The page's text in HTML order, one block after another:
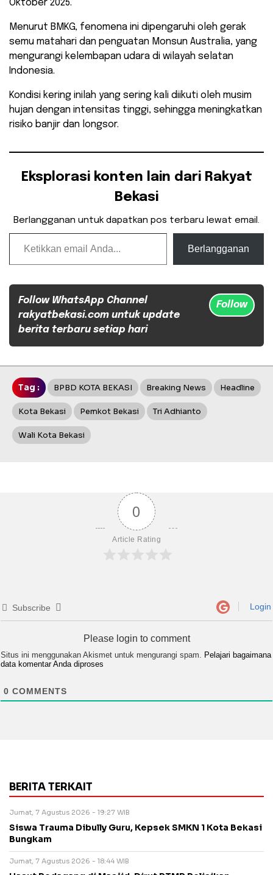
Oktober 2025.
Menurut BMKG, fenomena ini dipengaruhi oleh gerak
semu matahari dan penguatan Monsun Australia, yang
mengurangi kelembapan udara di wilayah selatan
Indonesia.
Kondisi kering inilah yang sering kali diikuti oleh musim
hujan dengan intensitas tinggi, sehingga meningkatkan
risiko banjir dan longsor.
Eksplorasi konten lain dari Rakyat
Bekasi
Berlangganan untuk dapatkan pos terbaru lewat email.
Ketikkan email Anda...
Berlangganan
Follow WhatsApp Channel
rakyatbekasi.com untuk update
berita terbaru setiap hari
Follow
Tag : BPBD KOTA BEKASI Breaking News Headline
Kota Bekasi Pemkot Bekasi Tri Adhianto
Wali Kota Bekasi
0
Article Rating
Subscribe Login
Please login to comment
Situs ini menggunakan Akismet untuk mengurangi spam. Pelajari bagaimana
data komentar Anda diproses
0 COMMENTS
BERITA TERKAIT
Jumat, 7 Agustus 2026 - 19:27 WIB
Siswa Trauma Dibully Guru, Kepsek SMKN 1 Kota Bekasi
Bungkam
Jumat, 7 Agustus 2026 - 18:44 WIB